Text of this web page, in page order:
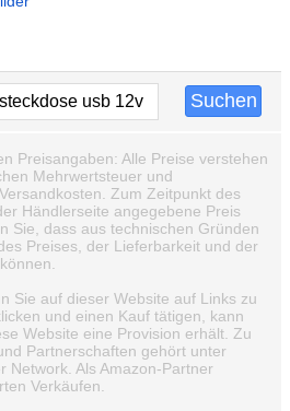
Preisangaben: Alle Preise verstehen
Mehrwertsteuer und
Zum Zeitpunkt des
Händlerseite angegebene Preis
Sie, dass aus technischen Gründen
Preises, der Lieferbarkeit und der
Sie auf dieser Website auf Links zu
und einen Kauf tätigen, kann
Website eine Provision erhält. Zu
Partnerschaften gehört unter
Network. Als Amazon-Partner
Verkäufen.